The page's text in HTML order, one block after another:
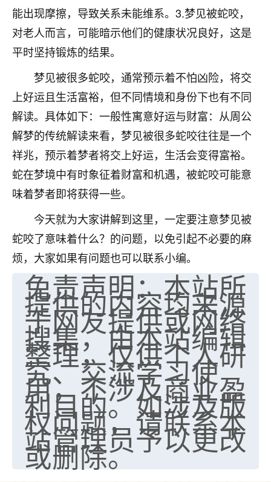
能出现摩擦，导致关系未能维系。3.梦见被蛇咬，
对老人而言，可能暗示他们的健康状况良好，这是
平时坚持锻炼的结果。
梦见被很多蛇咬，通常预示着不怕凶险，将交
上好运且生活富裕，但不同情境和身份下也有不同
解读。具体如下：一般性寓意好运与财富：从周公
解梦的传统解读来看，梦见被很多蛇咬往往是一个
祥兆，预示着梦者将交上好运，生活会变得富裕。
蛇在梦境中有时象征着财富和机遇，被蛇咬可能意
味着梦者即将获得一些。
今天就为大家讲解到这里，一定要注意梦见被
蛇咬了意味着什么？的问题，以免引起不必要的麻
烦，大家如果有问题也可以联系小编。
免责声明：本站所
提供的内容均来源
于网友提供或网络
搜集，由本站编辑
整理，仅供个人研
究、交流学习使
用，不涉及商业盈
利目的。如涉及版
权问题，请联系本
站管理员予以更改
或删除。
超度，现在看来，人不信也不行。
2天前 来自云南 11
老师收徒吗？？我对这些很感兴趣
2天前 来自山西 15